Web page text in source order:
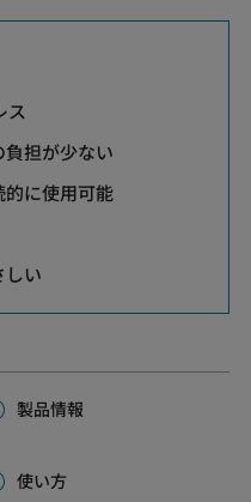
ス
担が少ない
に使用可能
しい
製品情報
使い方